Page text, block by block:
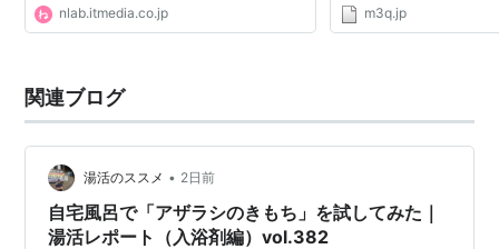
nlab.itmedia.co.jp m3q.jp
関連ブログ
湯活のススメ • 2日前
自宅風呂で「アザラシのきもち」を試してみた｜
湯活レポート（入浴剤編）vol.382